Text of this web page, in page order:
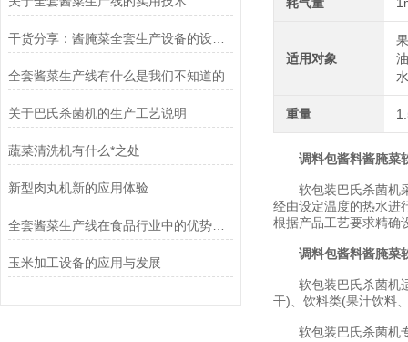
干货分享：酱腌菜全套生产设备的设计要求
全套酱菜生产线有什么是我们不知道的
关于巴氏杀菌机的生产工艺说明
蔬菜清洗机有什么*之处
新型肉丸机新的应用体验
全套酱菜生产线在食品行业中的优势和应用前景
玉米加工设备的应用与发展
适用对象
重量
调料包酱料酱腌菜
软包装巴氏杀菌机采
经由设定温度的热水进
根据产品工艺要求精确
调料包酱料酱腌菜
软包装巴氏杀菌机适
干)、饮料类(果汁饮料
软包装巴氏杀菌机专